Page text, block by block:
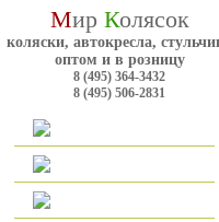
Мир Колясок
коляски, автокресла,
оптом и в розницу
8 (495) 364-3432
8 (495) 506-2831